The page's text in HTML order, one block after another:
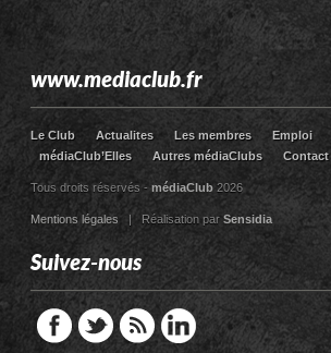
www.mediaclub.fr
Le Club Actualites Les membres Emploi
médiaClub’Elles
Autres médiaClubs Contact
Tous droits réservés -médiaClub 2026
Mentions légales| Réalisation parSensidia
Suivez-nous